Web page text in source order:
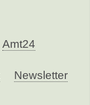
Amt24
Newsletter